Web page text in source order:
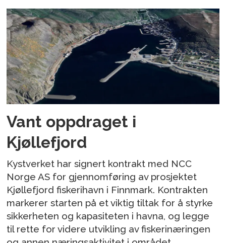
Vant oppdraget i
Kjøllefjord
Kystverket har signert kontrakt med NCC
Norge AS for gjennomføring av prosjektet
Kjøllefjord fiskerihavn i Finnmark. Kontrakten
markerer starten på et viktig tiltak for å styrke
sikkerheten og kapasiteten i havna, og legge
til rette for videre utvikling av fiskerinæringen